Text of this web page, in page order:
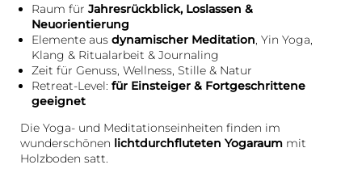
Raum für Jahresrückblick, Loslassen &
Neuorientierung
Elemente aus dynamischer Meditation, Yin Yoga,
Klang & Ritualarbeit & Journaling
Zeit für Genuss, Wellness, Stille & Natur
Retreat-Level: für Einsteiger & Fortgeschrittene
geeignet
Die Yoga- und Meditationseinheiten finden im
wunderschönen lichtdurchfluteten Yogaraum mit
Holzboden satt.